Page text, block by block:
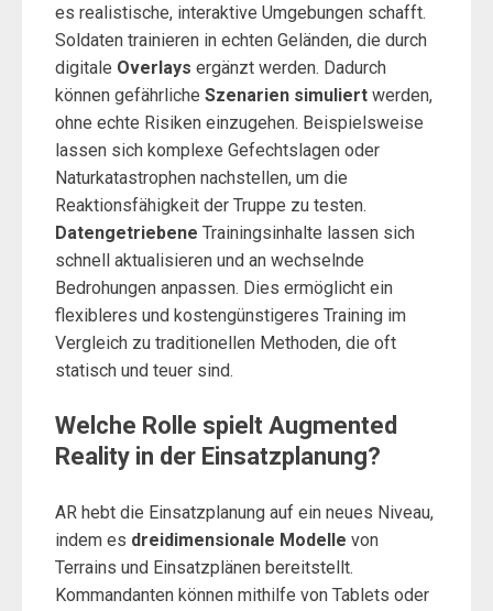
es realistische, interaktive Umgebungen schafft.
Soldaten trainieren in echten Geländen, die durch
digitale Overlays ergänzt werden. Dadurch
können gefährliche Szenarien simuliert werden,
ohne echte Risiken einzugehen. Beispielsweise
lassen sich komplexe Gefechtslagen oder
Naturkatastrophen nachstellen, um die
Reaktionsfähigkeit der Truppe zu testen.
Datengetriebene Trainingsinhalte lassen sich
schnell aktualisieren und an wechselnde
Bedrohungen anpassen. Dies ermöglicht ein
flexibleres und kostengünstigeres Training im
Vergleich zu traditionellen Methoden, die oft
statisch und teuer sind.
Welche Rolle spielt Augmented
Reality in der Einsatzplanung?
AR hebt die Einsatzplanung auf ein neues Niveau,
indem es dreidimensionale Modelle von
Terrains und Einsatzplänen bereitstellt.
Kommandanten können mithilfe von Tablets oder